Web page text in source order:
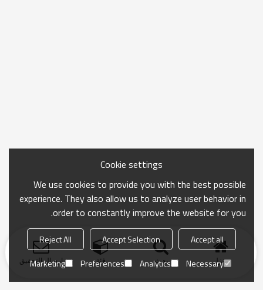
منزل بحث فئة ارسال التحقيق
Cookie settings
We use cookies to provide you with the best possible
experience. They also allow us to analyze user behavior in
order to constantly improve the website for you.
Accept all
Accept Selection
Reject All
Necessary
Analytics
Preferences
Marketing